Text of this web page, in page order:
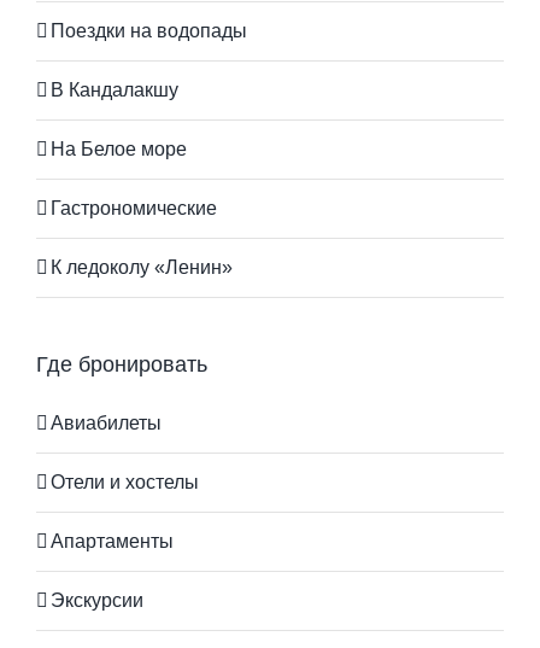
Поездки на водопады
В Кандалакшу
На Белое море
Гастрономические
К ледоколу «Ленин»
Где бронировать
Авиабилеты
Отели и хостелы
Апартаменты
Экскурсии